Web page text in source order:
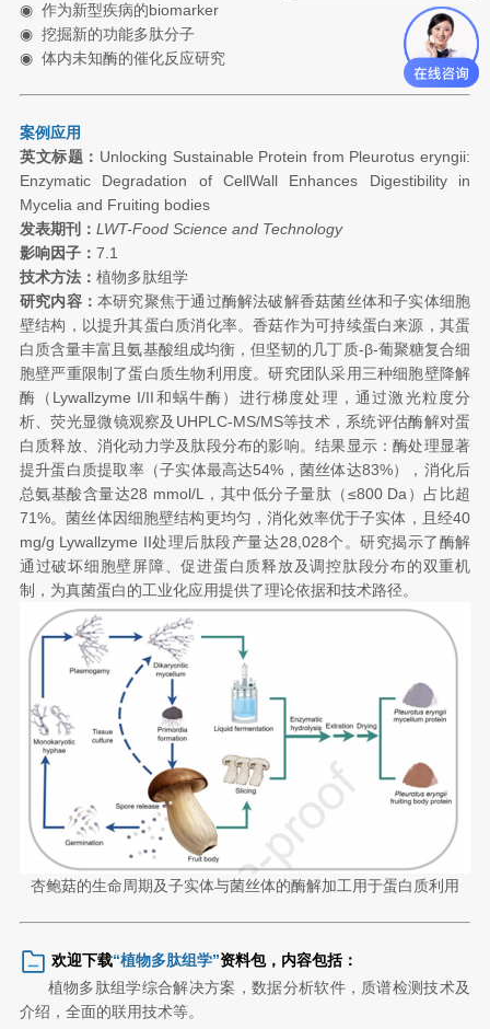
◉ 作为新型疾病的biomarker
◉ 挖掘新的功能多肽分子
◉ 体内未知酶的催化反应研究
案例应用
英文标题： Unlocking Sustainable Protein from Pleurotus eryngii:
Enzymatic Degradation of CellWall Enhances Digestibility in
Mycelia and Fruiting bodies
发表期刊： LWT-Food Science and Technology
影响因子： 7.1
技术方法： 植物多肽组学
研究内容：本研究聚焦于通过酶解法破解香菇菌丝体和子实体细胞
壁结构，以提升其蛋白质消化率。香菇作为可持续蛋白来源，其蛋
白质含量丰富且氨基酸组成均衡，但坚韧的几丁质-β-葡聚糖复合细
胞壁严重限制了蛋白质生物利用度。研究团队采用三种细胞壁降解
酶（Lywallzyme I/II和蜗牛酶）进行梯度处理，通过激光粒度分
析、荧光显微镜观察及UHPLC-MS/MS等技术，系统评估酶解对蛋
白质释放、消化动力学及肽段分布的影响。结果显示：酶处理显著
提升蛋白质提取率（子实体最高达54%，菌丝体达83%），消化后
总氨基酸含量达28 mmol/L，其中低分子量肽（≤800 Da）占比超
71%。菌丝体因细胞壁结构更均匀，消化效率优于子实体，且经40
mg/g Lywallzyme II处理后肽段产量达28,028个。研究揭示了酶解
通过破坏细胞壁屏障、促进蛋白质释放及调控肽段分布的双重机
制，为真菌蛋白的工业化应用提供了理论依据和技术路径。
杏鲍菇的生命周期及子实体与菌丝体的酶解加工用于蛋白质利用
欢迎下载“植物多肽组学”资料包，内容包括：
植物多肽组学综合解决方案，数据分析软件，质谱检测技术及
介绍，全面的联用技术等。